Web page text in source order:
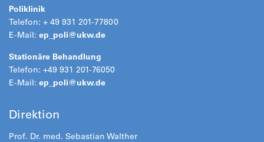
Poliklinik
Telefon: + 49 931 201-77800
E-Mail: ep_poli@ukw.de
Stationäre Behandlung
Telefon: +49 931 201-76050
E-Mail: ep_poli@ukw.de
Direktion
Prof. Dr. med. Sebastian Walther